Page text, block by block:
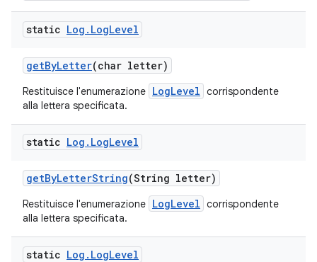
static Log . LogLevel
getByLetter(char letter)
Restituisce l'enumerazione LogLevel corrispondente
alla lettera specificata.
static Log . LogLevel
getByLetterString(String letter)
Restituisce l'enumerazione LogLevel corrispondente
alla lettera specificata.
static Log . LogLevel